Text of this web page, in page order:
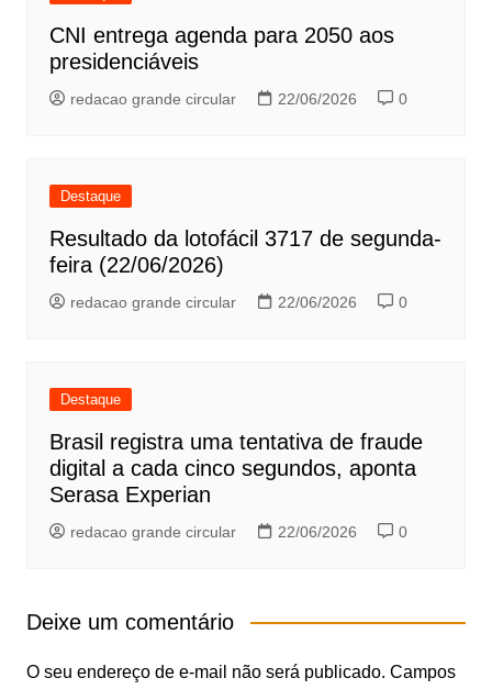
CNI entrega agenda para 2050 aos
presidenciáveis
redacao grande circular 22/06/2026 0
Destaque
Resultado da lotofácil 3717 de segunda-
feira (22/06/2026)
redacao grande circular 22/06/2026 0
Destaque
Brasil registra uma tentativa de fraude
digital a cada cinco segundos, aponta
Serasa Experian
redacao grande circular 22/06/2026 0
Deixe um comentário
O seu endereço de e-mail não será publicado. Campos